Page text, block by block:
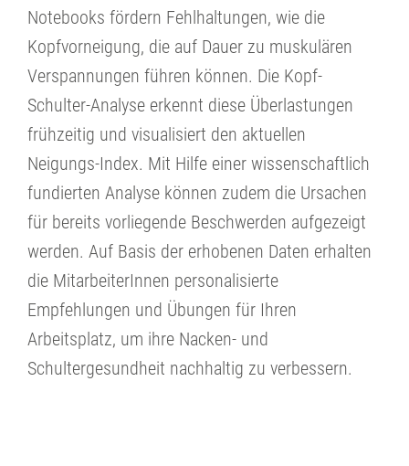
Notebooks fördern Fehlhaltungen, wie die
Kopfvorneigung, die auf Dauer zu muskulären
Verspannungen führen können. Die Kopf-
Schulter-Analyse erkennt diese Überlastungen
frühzeitig und visualisiert den aktuellen
Neigungs-Index. Mit Hilfe einer wissenschaftlich
fundierten Analyse können zudem die Ursachen
für bereits vorliegende Beschwerden aufgezeigt
werden. Auf Basis der erhobenen Daten erhalten
die MitarbeiterInnen personalisierte
Empfehlungen und Übungen für Ihren
Arbeitsplatz, um ihre Nacken- und
Schultergesundheit nachhaltig zu verbessern.